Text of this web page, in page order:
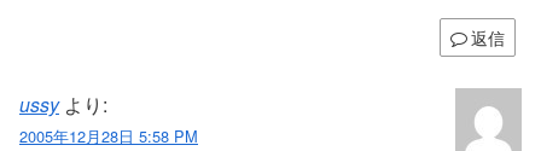
返信
ussy より:
2005年12月28日 5:58 PM